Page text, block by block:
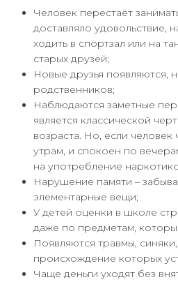
Человек перестаёт
доставляло удовольствие,
ходить в спортзал или на
старых друзей;
Новые друзья появляются,
родственников;
Наблюдаются заметные
является классической
возраста. Но, если
утрам, и спокоен по
на употребление
Нарушение памяти –
элементарные вещи;
У детей оценки в школе
даже по предметам,
Появляются травмы,
происхождение которых
Чаще деньги уходят без